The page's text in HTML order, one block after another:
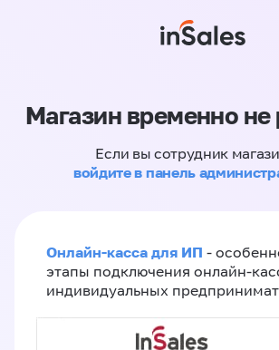
Магазин временно не
Если вы сотрудник
войдите в панель
Онлайн-касса для ИП -
этапы подключения онлайн-
индивидуальных